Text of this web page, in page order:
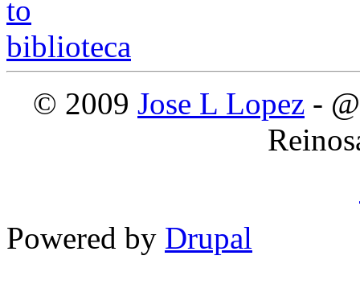
© 2009 Jose L Lopez -
Powered by Drupal